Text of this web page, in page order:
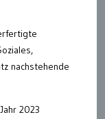
nachstehende
2023